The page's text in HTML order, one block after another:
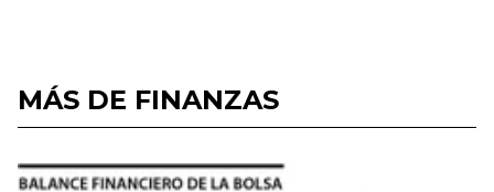
MÁS DE FINANZAS